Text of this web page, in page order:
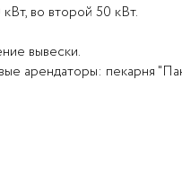
во второй 50 кВт.
вывески.
арендаторы: пекарня